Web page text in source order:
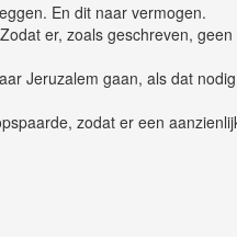
En dit naar vermogen.
er, zoals geschreven,
Jeruzalem gaan, als dat
zodat er een